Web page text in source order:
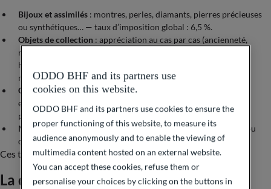
Bijoux et assimilés : montres, perles, diamants, pierres précieuses
ou synthétiques… — taux d’imposition global : 6,5 %.
Objets de collection : appréciation au cas par cas (ancienneté,
rareté, valeur, arrêt de fabrication, provenance, intérêt
historique…), tels que les timbres, véhicules de collection ou
monnaies d’or et d’argent antérieures à 1800 — 6,5 %.
Objets d’art et d’antiquité :tableaux et peintures, gravures et
estampes, sculptures, tapis et meubles de plus de 100 ans,
photographies d’art… — 6,5 %.
Métaux précieux: or, platine, argent, ainsi que les pièces d’or ou
d’argent postérieures à 1800 — 11,5 %.
Ces taux intègrent la CRDS de 0,5 %.
La qualification fiscale :
ODDO BHF and its partners use
cookies on this website.
ODDO BHF and its partners use cookies to ensure the
proper functioning of this website, to measure its
audience anonymously and to enable the viewing of
multimedia content hosted on an external website.
You can accept these cookies, refuse them or
personalise your choices by clicking on the buttons in